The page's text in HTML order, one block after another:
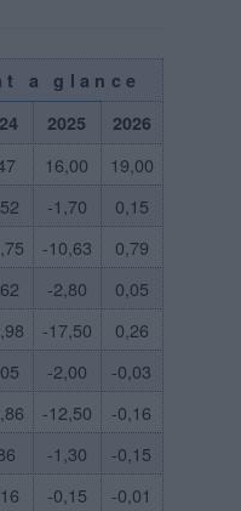
a glance
2025
2026
16,00 19,00
-1,70 0,15
-10,63 0,79
-2,80 0,05
-17,50 0,26
-2,00 -0,03
-12,50 -0,16
-1,30 -0,15
-0,15 -0,01